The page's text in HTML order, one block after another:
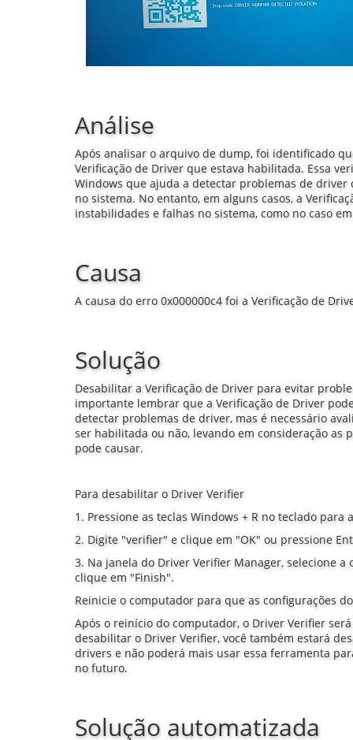
Análise
Após analisar o arquivo de dump, foi identificado
Verificação de Driver que estava habilitada. Essa
Windows que ajuda a detectar problemas de driver
no sistema. No entanto, em alguns casos, a
instabilidades e falhas no sistema, como no caso
Causa
A causa do erro 0x000000c4 foi a Verificação de
Solução
Desabilitar a Verificação de Driver para evitar
importante lembrar que a Verificação de Driver
detectar problemas de driver, mas é necessário
ser habilitada ou não, levando em consideração as
pode causar.
Para desabilitar o Driver Verifier
1. Pressione as teclas Windows + R no teclado
2. Digite "verifier" e clique em "OK" ou pressione
3. Na janela do Driver Verifier Manager, selecione
clique em "Finish".
Reinicie o computador para que as configurações
Após o reinício do computador, o Driver Verifier
desabilitar o Driver Verifier, você também estará
drivers e não poderá mais usar essa ferramenta
no futuro.
Solução automatizada